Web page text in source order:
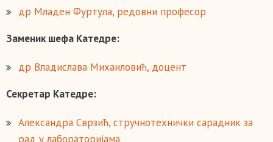
др Младен Фуртула, редовни професор
Заменик шефа Катедре:
др Владислава Михаиловић, доцент
Секретар Катедре:
Александра Сврзић, стручнотехнички сарадник за
рад у лабораторијама